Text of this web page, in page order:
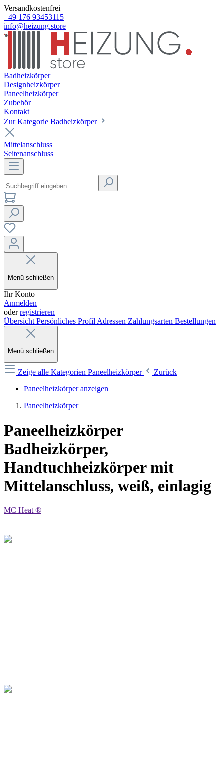
Versandkostenfrei
+49 176 93453115
info@heizung.store
Badheizkörper
Designheizkörper
Paneelheizkörper
Zubehör
Kontakt
Zur Kategorie Badheizkörper
Mittelanschluss
Seitenanschluss
Menü schließen
Ihr Konto
Anmelden
oderregistrieren
Übersicht Persönliches Profil Adressen Zahlungsarten Bestellungen
Menü schließen
Zeige alle Kategorien Paneelheizkörper
Zurück
Paneelheizkörper anzeigen
Paneelheizkörper
Paneelheizkörper
Badheizkörper,
Handtuchheizkörper mit
Mittelanschluss, weiß, einlagig
MC Heat ®